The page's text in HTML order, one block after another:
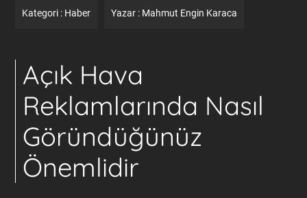
Kategori : Haber Yazar : Mahmut Engin Karaca
Açık Hava
Reklamlarında Nasıl
Göründüğünüz
Önemlidir